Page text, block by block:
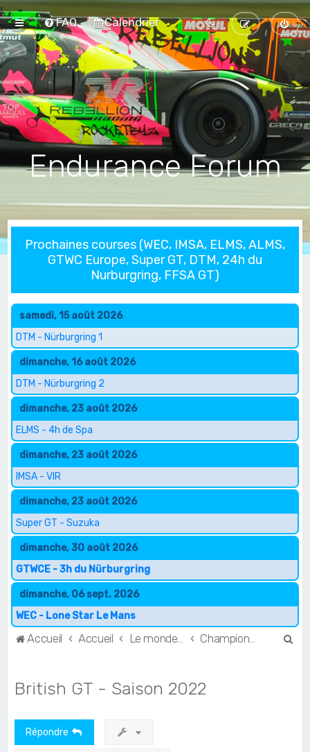
FAQ Calendrier
Endurance Forum
Prochaines courses (WEC, IMSA, ELMS, ALMS,
GTWC Europe, Super GT, DTM, 24h du
Nurburgring, FFSA GT)
samedi, 15 août 2026
DTM - Nürburgring 1
dimanche, 16 août 2026
DTM - Nürburgring 2
dimanche, 23 août 2026
ELMS - 4h de Spa
dimanche, 23 août 2026
IMSA - VIR
dimanche, 23 août 2026
Super GT - Suzuka
dimanche, 30 août 2026
GTWCE - 3h du Nürburgring
dimanche, 06 sept. 2026
WEC - Lone Star Le Mans
Accueil Accueil
British GT - Saison 2022
Répondre